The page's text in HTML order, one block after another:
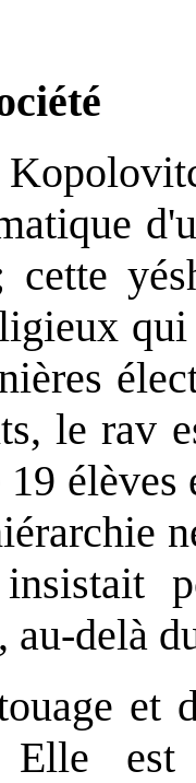
le rav
élèves
au-delà
et
Elle est